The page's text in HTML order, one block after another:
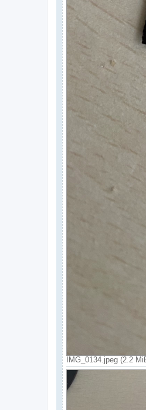
IMG_0134.jpeg (2.2